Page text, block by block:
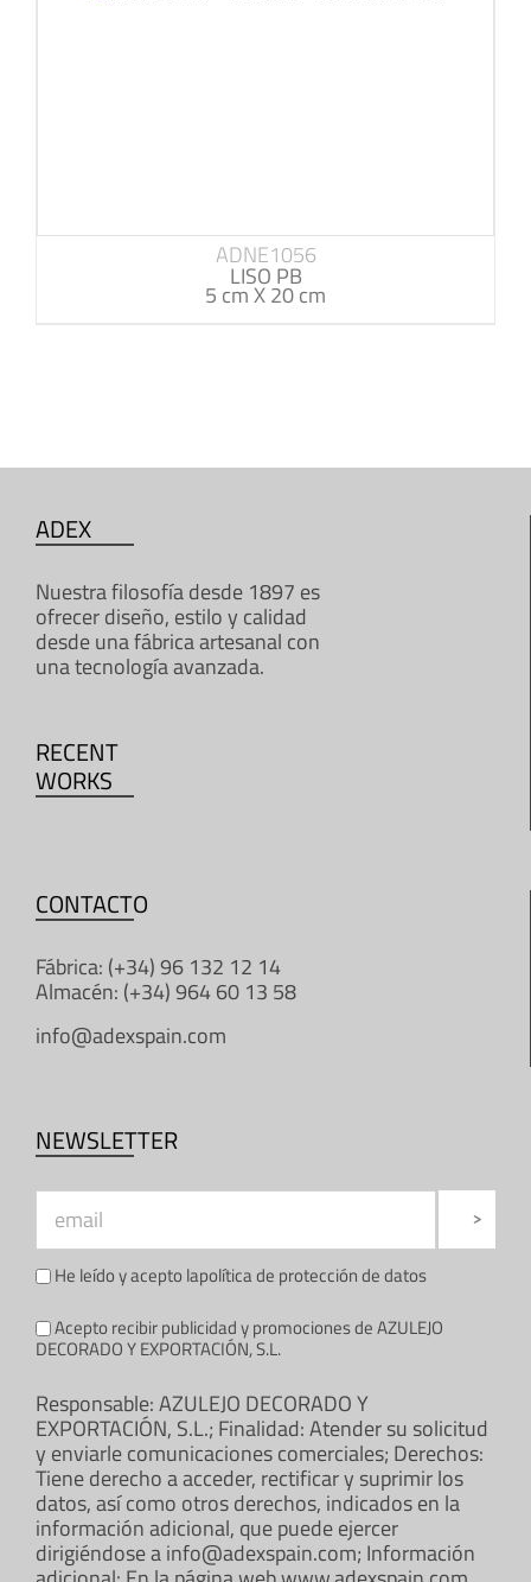
ADNE1056
LISO PB
5 cm X 20 cm
ADEX
Nuestra filosofía desde 1897 es
ofrecer diseño, estilo y calidad
desde una fábrica artesanal con
una tecnología avanzada.
RECENT
WORKS
CONTACTO
Fábrica: (+34) 96 132 12 14
Almacén: (+34) 964 60 13 58
info@adexspain.com
NEWSLETTER
He leído y acepto lapolítica de protección de datos
Acepto recibir publicidad y promociones de AZULEJO
DECORADO Y EXPORTACIÓN, S.L.
Responsable: AZULEJO DECORADO Y
EXPORTACIÓN, S.L.; Finalidad: Atender su solicitud
y enviarle comunicaciones comerciales; Derechos:
Tiene derecho a acceder, rectificar y suprimir los
datos, así como otros derechos, indicados en la
información adicional, que puede ejercer
dirigiéndose a info@adexspain.com; Información